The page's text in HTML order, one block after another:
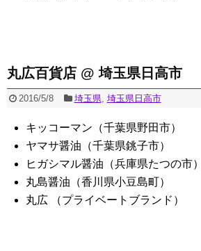
丸広百貨店 @ 埼玉県日高市
2016/5/8 埼玉県, 埼玉県日高市
キッコーマン（千葉県野田市）
ヤマサ醤油（千葉県銚子市）
ヒガシマル醤油（兵庫県たつの市）
丸島醤油（香川県小豆島町）
丸広 （プライベートブランド）